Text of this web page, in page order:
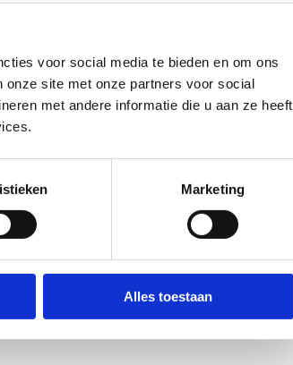
voor social media te bieden en om ons
site met onze partners voor social
met andere informatie die u aan ze heeft
Marketing
Alles toestaan